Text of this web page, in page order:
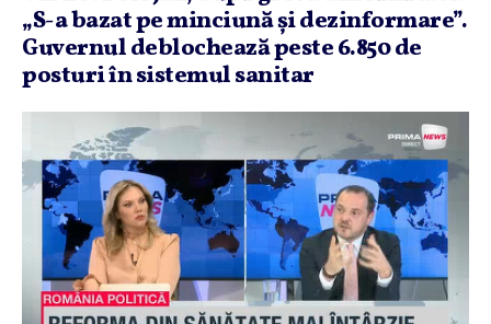
„S-a bazat pe minciună şi dezinformare”.
Guvernul deblochează peste 6.850 de
posturi în sistemul sanitar